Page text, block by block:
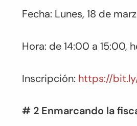
Fecha: Lunes, 18 de
Hora: de 14:00 a 15:00,
Inscripción: https://
# 2 Enmarcando la